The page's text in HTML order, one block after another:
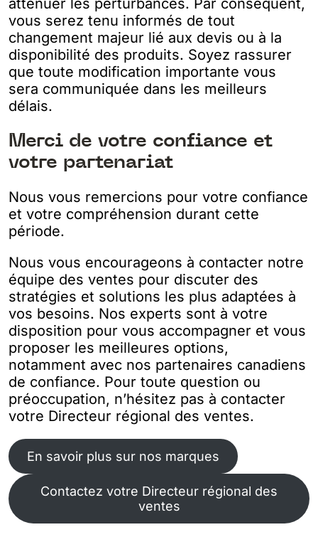
atténuer les perturbances. Par conséquent,
vous serez tenu informés de tout
changement majeur lié aux devis ou à la
disponibilité des produits. Soyez rassurer
que toute modification importante vous
sera communiquée dans les meilleurs
délais.
Merci de votre confiance et
votre partenariat
Nous vous remercions pour votre confiance
et votre compréhension durant cette
période.
Nous vous encourageons à contacter notre
équipe des ventes pour discuter des
stratégies et solutions les plus adaptées à
vos besoins. Nos experts sont à votre
disposition pour vous accompagner et vous
proposer les meilleures options,
notamment avec nos partenaires canadiens
de confiance. Pour toute question ou
préoccupation, n’hésitez pas à contacter
votre Directeur régional des ventes.
En savoir plus sur nos marques
Contactez votre Directeur régional des
ventes